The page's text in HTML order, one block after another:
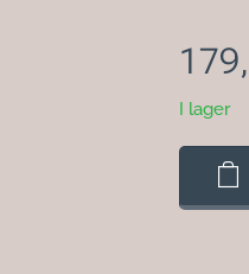
I lager